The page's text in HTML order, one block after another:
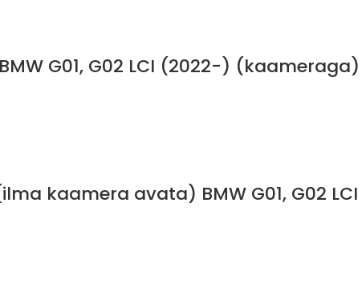
G01, G02 LCI (2022-) (kaameraga)
kaamera avata) BMW G01, G02 LCI